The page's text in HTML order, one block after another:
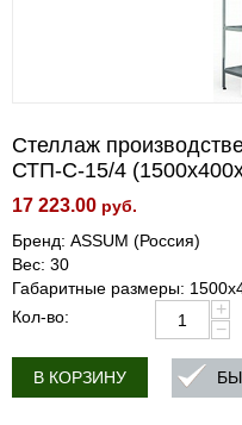
Стеллаж
СТП-С-15/4
17 223.00 руб.
Бренд: ASSUM (Россия)
Вес: 30
Габаритные размеры:
Кол-во:
+
−
В КОРЗИНУ